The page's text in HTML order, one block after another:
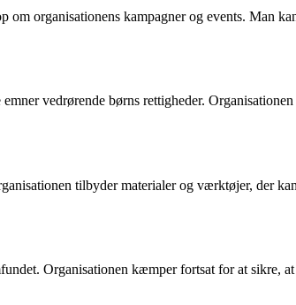
organisationens kampagner og events. Man
vedrørende børns rettigheder.
tilbyder materialer og værktøjer, der
Organisationen kæmper fortsat for at sikre,